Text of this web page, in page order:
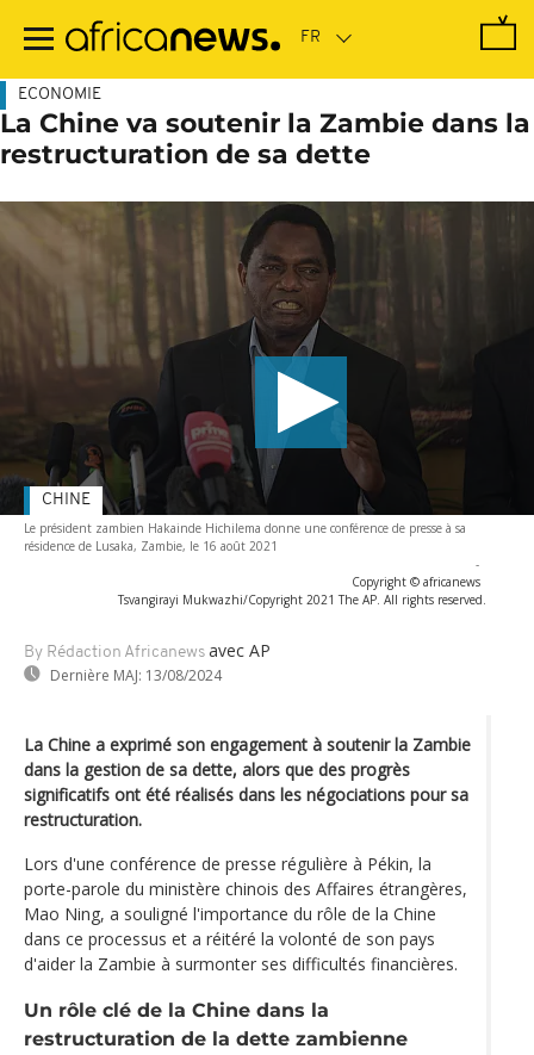
contenu
ECONOMIE
La Chine va soutenir la Zambie dans la
restructuration de sa dette
Le président zambien Hakainde Hichilema donne une conférence de presse à sa
résidence de Lusaka, Zambie, le 16 août 2021
-
Copyright © africanews
Tsvangirayi Mukwazhi/Copyright 2021 The AP. All rights reserved.
By Rédaction Africanews avec AP
Dernière MAJ: 13/08/2024
CHINE
La Chine a exprimé son engagement à soutenir la Zambie
dans la gestion de sa dette, alors que des progrès
significatifs ont été réalisés dans les négociations pour sa
restructuration.
Lors d'une conférence de presse régulière à Pékin, la
porte-parole du ministère chinois des Affaires étrangères,
Mao Ning, a souligné l'importance du rôle de la Chine
dans ce processus et a réitéré la volonté de son pays
d'aider la Zambie à surmonter ses difficultés financières.
Un rôle clé de la Chine dans la
restructuration de la dette zambienne